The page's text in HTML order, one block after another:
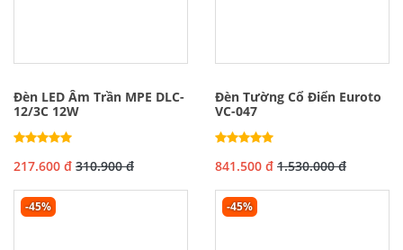
Đèn LED Âm Trần MPE DLC-
12/3C 12W
217.600 đ 310.900 đ
Đèn Tường Cổ Điển Euroto
VC-047
841.500 đ 1.530.000 đ
-45% -45%